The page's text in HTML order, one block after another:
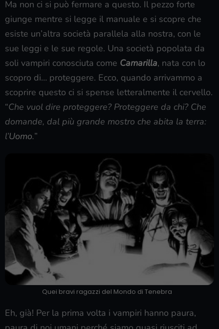
Ma non ci si può fermare a questo. Il pezzo forte
giunge mentre si legge il manuale e si scopre che
esiste un’altra società parallela alla nostra, con le
sue leggi e le sue regole. Una società popolata da
soli vampiri conosciuta come Camarilla, nata con lo
scopro di… proteggere. Ecco, quando arrivammo a
scoprire questo ci si spense letteralmente il cervello.
“Che vuol dire proteggere? Proteggere da chi? Che
domande, dal più grande mostro che abita la terra:
l’Uomo.”
Quei bravi ragazzi del Mondo di Tenebra
Eh, già! Per la prima volta i vampiri hanno paura,